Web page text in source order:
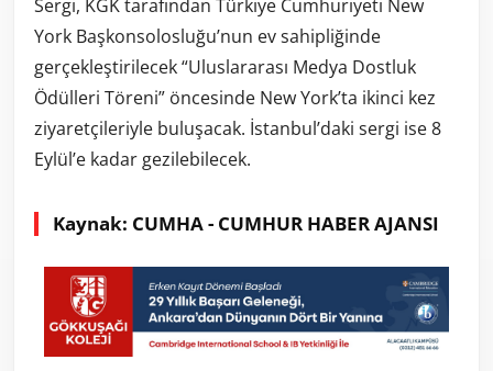
Sergi, KGK tarafından Türkiye Cumhuriyeti New
York Başkonsolosluğu’nun ev sahipliğinde
gerçekleştirilecek “Uluslararası Medya Dostluk
Ödülleri Töreni” öncesinde New York’ta ikinci kez
ziyaretçileriyle buluşacak. İstanbul’daki sergi ise 8
Eylül’e kadar gezilebilecek.
Kaynak: CUMHA - CUMHUR HABER AJANSI